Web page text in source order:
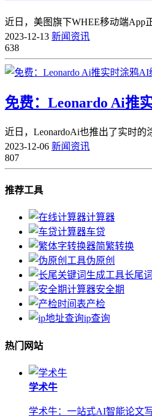
近日，美图旗下WHEE移动端App
2023-12-13 新闻资讯
638
免费：Leonardo Ai推
近日，LeonardoAi也推出了实时
2023-12-06 新闻资讯
807
推荐工具
计算器
车贷
简繁转换
伪原创
长尾词
安全期
产检
ip查询
热门网站
学术牛
学术牛：一站式AI智能论文